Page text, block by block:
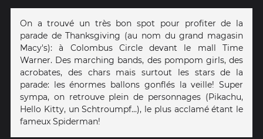
On a trouvé un très bon spot pour profiter de la
parade de Thanksgiving (au nom du grand magasin
Macy's): à Colombus Circle devant le mall Time
Warner. Des marching bands, des pompom girls, des
acrobates, des chars mais surtout les stars de la
parade: les énormes ballons gonflés la veille! Super
sympa, on retrouve plein de personnages (Pikachu,
Hello Kitty, un Schtroumpf...), le plus acclamé étant le
fameux Spiderman!